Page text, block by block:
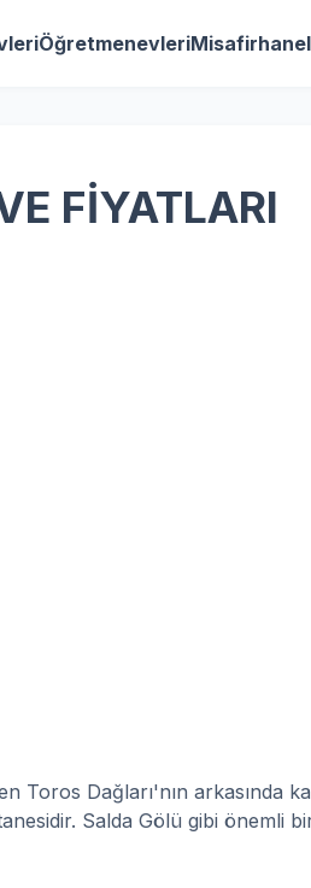
Öğretmenevleri
FİYATLARI
Toros Dağları'nın arkasında
Salda Gölü gibi önemli